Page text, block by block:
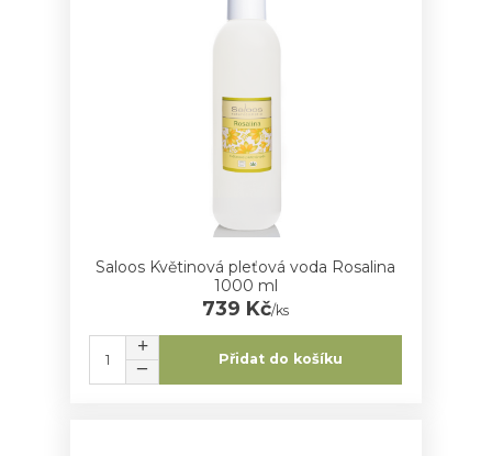
Saloos Květinová pleťová voda Rosalina
1000 ml
739 Kč/ks
Přidat do košíku